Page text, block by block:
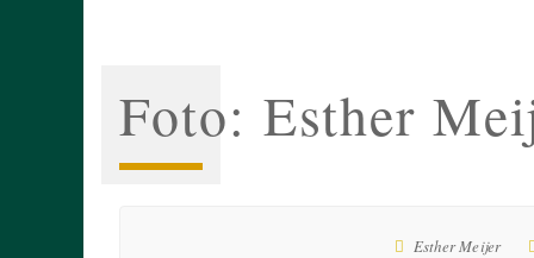
Foto: Esther
Esther Meijer